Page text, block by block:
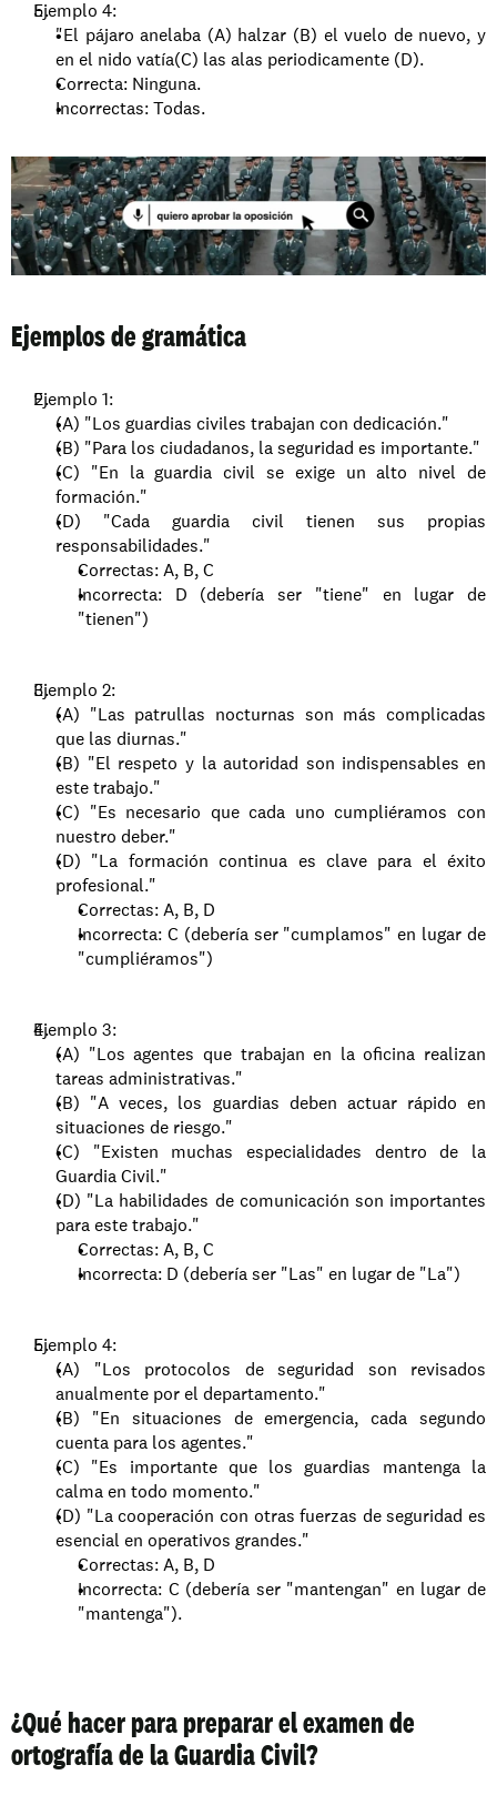
Ejemplo 4:
"El pájaro anelaba (A) halzar (B) el vuelo de nuevo, y
en el nido vatía(C) las alas periodicamente (D).
Correcta: Ninguna.
Incorrectas: Todas.
Ejemplos de gramática
Ejemplo 1:
(A) "Los guardias civiles trabajan con dedicación."
(B) "Para los ciudadanos, la seguridad es importante."
(C) "En la guardia civil se exige un alto nivel de
formación."
(D) "Cada guardia civil tienen sus propias
responsabilidades."
Correctas: A, B, C
Incorrecta: D (debería ser "tiene" en lugar de
"tienen")
Ejemplo 2:
(A) "Las patrullas nocturnas son más complicadas
que las diurnas."
(B) "El respeto y la autoridad son indispensables en
este trabajo."
(C) "Es necesario que cada uno cumpliéramos con
nuestro deber."
(D) "La formación continua es clave para el éxito
profesional."
Correctas: A, B, D
Incorrecta: C (debería ser "cumplamos" en lugar de
"cumpliéramos")
Ejemplo 3:
(A) "Los agentes que trabajan en la oficina realizan
tareas administrativas."
(B) "A veces, los guardias deben actuar rápido en
situaciones de riesgo."
(C) "Existen muchas especialidades dentro de la
Guardia Civil."
(D) "La habilidades de comunicación son importantes
para este trabajo."
Correctas: A, B, C
Incorrecta: D (debería ser "Las" en lugar de "La")
Ejemplo 4:
(A) "Los protocolos de seguridad son revisados
anualmente por el departamento."
(B) "En situaciones de emergencia, cada segundo
cuenta para los agentes."
(C) "Es importante que los guardias mantenga la
calma en todo momento."
(D) "La cooperación con otras fuerzas de seguridad es
esencial en operativos grandes."
Correctas: A, B, D
Incorrecta: C (debería ser "mantengan" en lugar de
"mantenga").
¿Qué hacer para preparar el examen de
ortografía de la Guardia Civil?